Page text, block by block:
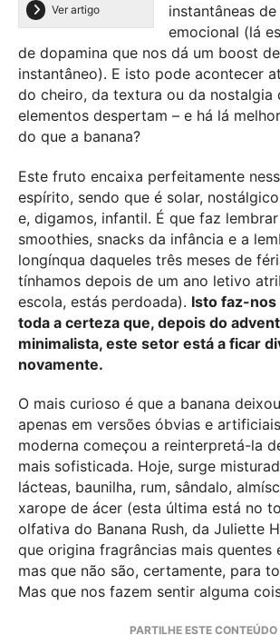
Ver artigo
instantâneas
emocional (lá
de dopamina que nos dá um boost
instantâneo). E isto pode acontecer
do cheiro, da textura ou da nostalgia
elementos despertam – e há lá
do que a banana?
Este fruto encaixa perfeitamente
espírito, sendo que é solar,
e, digamos, infantil. É que faz
smoothies, snacks da infância e a
longínqua daqueles três meses de
tínhamos depois de um ano letivo
escola, estás perdoada). Isto faz-
toda a certeza que, depois do
minimalista, este setor está a ficar
novamente.
O mais curioso é que a banana
apenas em versões óbvias e
moderna começou a reinterpretá-la
mais sofisticada. Hoje, surge
lácteas, baunilha, rum, sândalo,
xarope de ácer (esta última está no
olfativa do Banana Rush, da Juliette
que origina fragrâncias mais quentes
mas que não são, certamente, para
Mas que nos fazem sentir alguma